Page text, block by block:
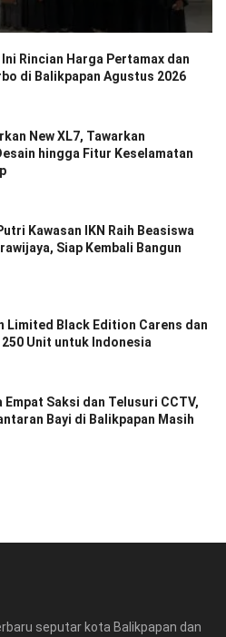
Rincian Harga Pertamax dan
di Balikpapan Agustus 2026
New XL7, Tawarkan
hingga Fitur Keselamatan
Kawasan IKN Raih Beasiswa
Siap Kembali Bangun
Limited Black Edition Carens dan
Unit untuk Indonesia
Empat Saksi dan Telusuri CCTV,
Bayi di Balikpapan Masih
seputar kota Balikpapan dan